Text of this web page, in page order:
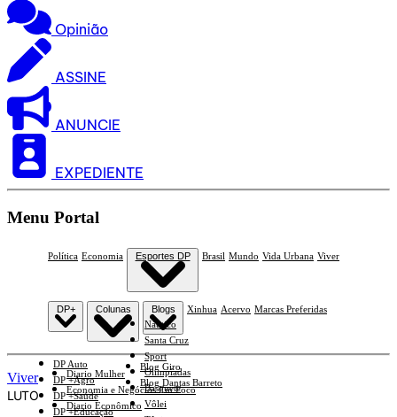
Opinião
ASSINE
ANUNCIE
EXPEDIENTE
Menu Portal
Política Economia Esportes DP
Náutico
Santa Cruz
Sport
Olimpíadas
Basquete
Vôlei
Brasil Mundo Vida Urbana Viver
DP+
DP Auto
DP +Agro
DP +Saúde
DP +Educação
Colunas
Diario Mulher
Economia e Negócios Em Foco
Diario Econômico
Blogs
Blog Giro
Blog Dantas Barreto
Xinhua Acervo Marcas Preferidas
Viver
LUTO